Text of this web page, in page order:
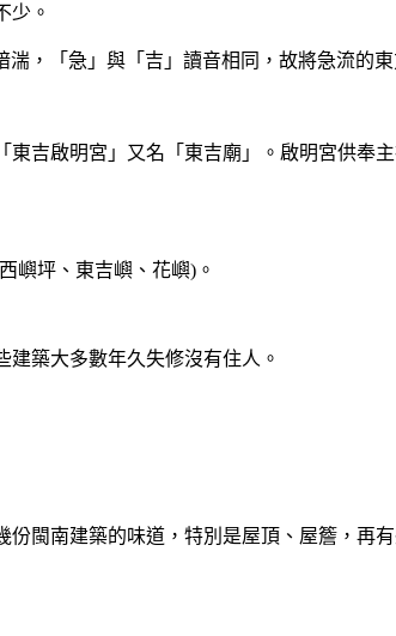
少。
，「急」與「吉」讀音相同，故將急流的
吉啟明宮」又名「東吉廟」。啟明宮供奉
嶼坪、東吉嶼、花嶼)。
築大多數年久失修沒有住人。
閩南建築的味道，特別是屋頂、屋簷，再